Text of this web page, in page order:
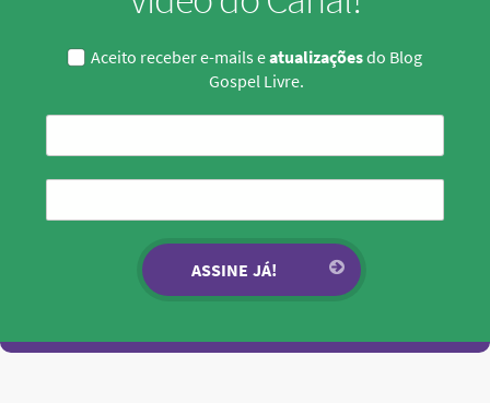
Aceito receber e-mails eatualizaçõesdo Blog
Gospel Livre.